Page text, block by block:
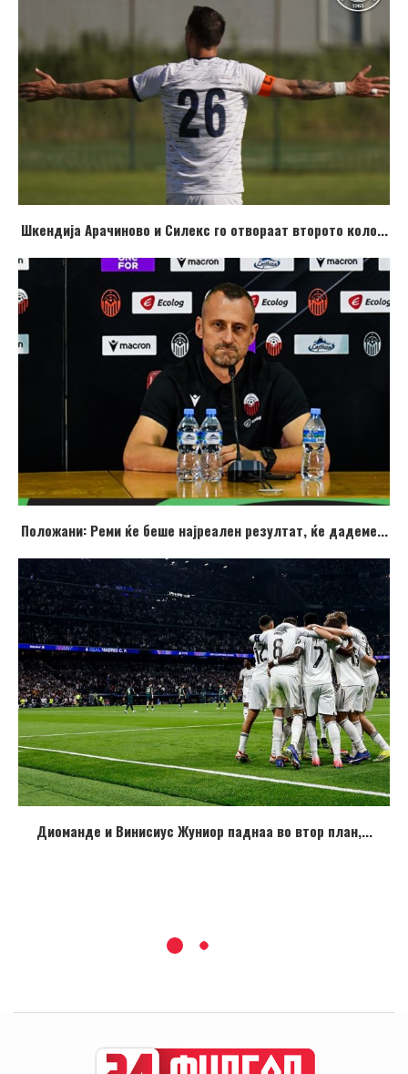
Шкендија Арачиново и Силекс го отвораат второто коло...
Положани: Реми ќе беше најреален резултат, ќе дадеме...
Диоманде и Винисиус Жуниор паднаа во втор план,...